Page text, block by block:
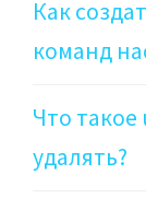
Как
команд
Что такое
удалять?